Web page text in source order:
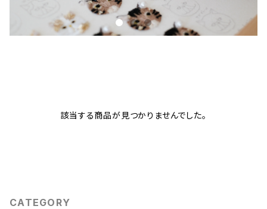
該当する商品が見つかりませんでした。
CATEGORY